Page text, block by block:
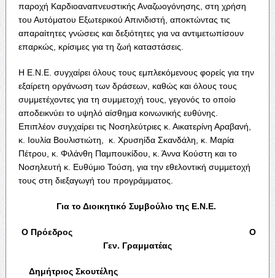
παροχή Καρδιοαναπνευστικής Αναζωογόνησης, στη χρήση
του Αυτόματου Εξωτερικού Απινιδιστή, αποκτώντας τις
απαραίτητες γνώσεις και δεξιότητες για να αντιμετωπίσουν
επαρκώς, κρίσιμες για τη ζωή καταστάσεις.
Η Ε.Ν.Ε. συγχαίρει όλους τους εμπλεκόμενους φορείς για την
εξαίρετη οργάνωση των δράσεων, καθώς και όλους τους
συμμετέχοντες για τη συμμετοχή τους, γεγονός το οποίο
αποδεικνύει το υψηλό αίσθημα κοινωνικής ευθύνης.
Επιπλέον συγχαίρει τις Νοσηλεύτριες κ. Αικατερίνη Αραβανή,
κ. Ιουλία Βουλιστιώτη, κ. Χρυσηίδα Σκανδάλη, κ. Μαρία
Πέτρου, κ. Φιλάνθη Παμπουκίδου, κ. Άννα Κούστη και το
Νοσηλευτή κ. Ευθύμιο Τούση, για την εθελοντική συμμετοχή
τους στη διεξαγωγή του προγράμματος.
Για το Διοικητικό Συμβούλιο της Ε.Ν.Ε.
Ο Πρόεδρος Ο
Γεν. Γραμματέας
Δημήτριος Σκουτέλης